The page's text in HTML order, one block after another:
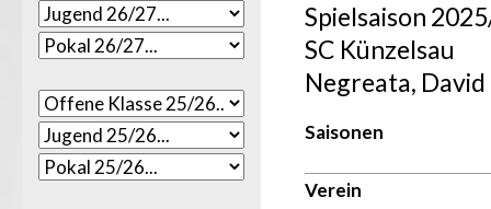
Spielsaison
SC Künzelsau
Negreata, David
Saisonen
Verein